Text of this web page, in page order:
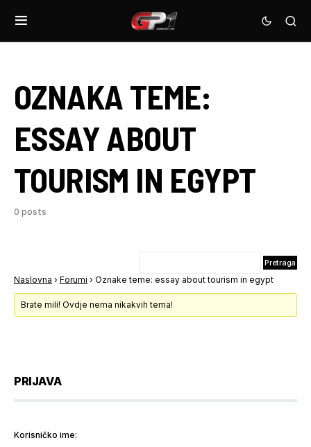
OZNAKA TEME:
ESSAY ABOUT
TOURISM IN EGYPT
0 posts
Naslovna › Forumi › Oznake teme: essay about tourism in egypt
Brate mili! Ovdje nema nikakvih tema!
PRIJAVA
Korisničko ime: